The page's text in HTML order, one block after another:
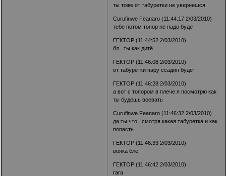
ты тоже от табуретки не увернешся
Curufinwe Feanaro (11:44:17 2/03/2010)
тебе потом топор не надо буде
ГЕКТОР (11:44:52 2/03/2010)
бл.. ты как дитё
ГЕКТОР (11:46:08 2/03/2010)
от табуретки пару ссадин будет
ГЕКТОР (11:46:28 2/03/2010)
а вот с топором в плече я посмотрю как
ты будешь воевать
Curufinwe Feanaro (11:46:32 2/03/2010)
да ты что.. смотря какая табуретка и как
попасть
ГЕКТОР (11:46:33 2/03/2010)
вояка бле
ГЕКТОР (11:46:42 2/03/2010)
гага